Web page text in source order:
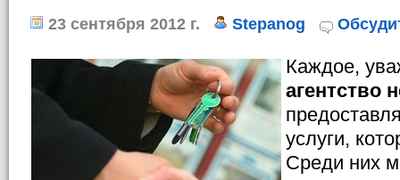
23 сентября 2012 г. Stepanog
Каждое,
агентство
услуги,
Среди них